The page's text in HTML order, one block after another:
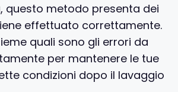
questo metodo presenta dei
effettuato correttamente.
quali sono gli errori da
per mantenere le tue
condizioni dopo il lavaggio